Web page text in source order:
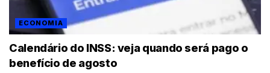
ECONOMIA
Calendário do INSS: veja quando será pago o
benefício de agosto